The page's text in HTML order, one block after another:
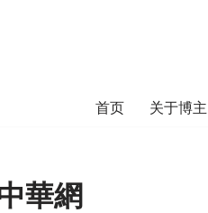
首页 关于博主
華網